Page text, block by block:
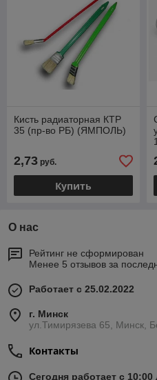
Кисть радиаторная КТР
35 (пр-во РБ) (ЯМПОЛЬ)
2,73 руб.
Купить
О нас
Рейтинг не сформирован
Менее 5 отзывов за
Работает с 25.02.2022
г. Минск
ул.Тимирязева 65, Минск,
Контакты
Сегодня работает с 10:00